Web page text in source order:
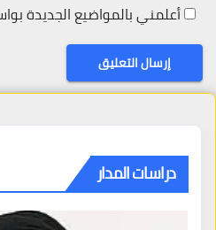
أعلمني بالمواضيع الجديدة
دراسات المدار